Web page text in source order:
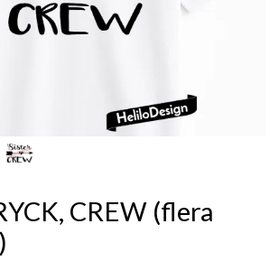
CREW (flera